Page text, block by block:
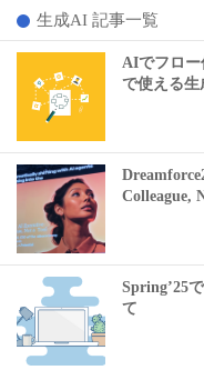
生成AI 記事一覧
AIでフロー
で使える
Colleague,
Spring’25
て